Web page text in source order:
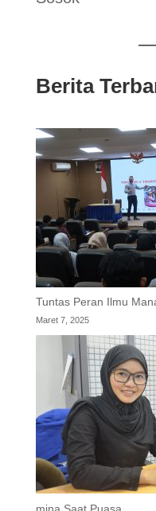
Berita
Tuntas Peran Ilmu
Maret 7, 2025